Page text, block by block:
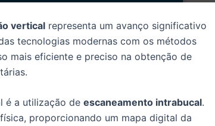
vertical representa um avanço significativo
tecnologias modernas com os métodos
mais eficiente e preciso na obtenção de
é a utilização de escaneamento intrabucal.
proporcionando um mapa digital da